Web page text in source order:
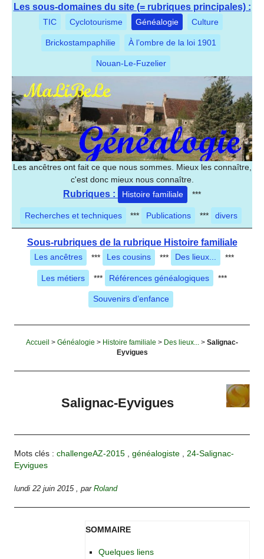
Les sous-domaines du site (= rubriques principales) :
TIC Cyclotourisme Généalogie Culture
Brickostampaphilie À l’ombre de la loi 1901
Nouan-Le-Fuzelier
Les ancêtres ont fait ce que nous sommes. Mieux les connaître,
c'est donc mieux nous connaître.
Rubriques : Histoire familiale ***
Recherches et techniques *** Publications *** divers
Sous-rubriques de la rubrique Histoire familiale
Les ancêtres *** Les cousins *** Des lieux... ***
Les métiers *** Références généalogiques ***
Souvenirs d’enfance
Accueil > Généalogie > Histoire familiale > Des lieux... > Salignac-
Eyvigues
Salignac-Eyvigues
Mots clés :challengeAZ-2015 ,généalogiste
24-Salignac-
Eyvigues
lundi 22 juin 2015 ,parRoland
SOMMAIRE
Quelques liens